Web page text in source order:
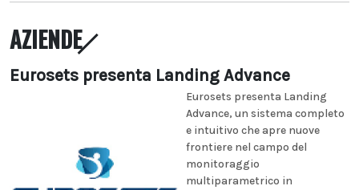
AZIENDE
Eurosets presenta Landing Advance
Eurosets presenta Landing
Advance, un sistema completo
e intuitivo che apre nuove
frontiere nel campo del
monitoraggio
multiparametrico in